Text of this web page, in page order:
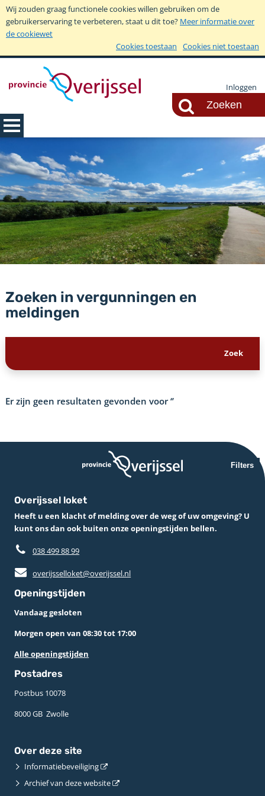
Wij zouden graag functionele cookies willen gebruiken om de
gebruikerservaring te verbeteren, staat u dit toe? Meer informatie over
de cookiewet
Cookies toestaan
Cookies niet toestaan
Inloggen
Zoeken in vergunningen en
meldingen
Er zijn geen resultaten gevonden voor‘’
Filters
Overijssel loket
Heeft u een klacht of melding over de weg of uw omgeving? U
kunt ons dan ook buiten onze openingstijden bellen.
038 499 88 99
overijsselloket@overijssel.nl
Openingstijden
Vandaag gesloten
Morgen open van 08:30 tot 17:00
Alle openingstijden
Postadres
Postbus 10078 ­
8000 GB ­ Zwolle
Over deze site
Informatiebeveiliging
Archief van deze website